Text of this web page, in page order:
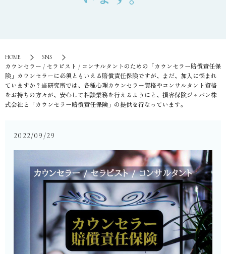
HOME
SNS
⁡カウンセラー / セラピスト / コンサルタントのための「カウンセラー賠償責任保
険」⁡カウンセラーに必須ともいえる賠償責任保険ですが、まだ、加入に悩まれ
ていますか？⁡当研究所では、各種心理カウンセラー資格やコンサルタント資格
をお持ちの方々が、安心して相談業務を行えるようにと、損害保険ジャパン株
式会社と「カウンセラー賠償責任保険」の提供を行なっています。
2022/09/29